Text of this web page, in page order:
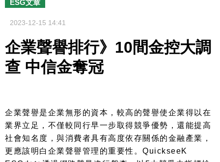
ESG文章
2023-12-15 14:41
企業聲譽排行》10間金控大調
查 中信金奪冠
企業聲譽是企業無形的資本，較高的聲譽使企業得以在
業界立足，不僅較同行早一步取得競爭優勢，還能提高
社會知名度，與消費者具有高度依存關係的金融產業，
更應該明白企業聲譽管理的重要性。 QuickseeK